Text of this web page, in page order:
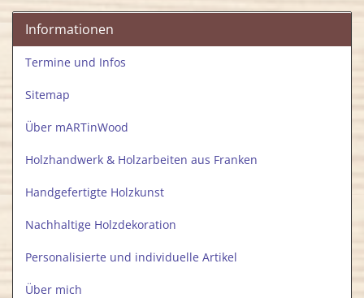
Informationen
Termine und Infos
Sitemap
Über mARTinWood
Holzhandwerk & Holzarbeiten aus Franken
Handgefertigte Holzkunst
Nachhaltige Holzdekoration
Personalisierte und individuelle Artikel
Über mich